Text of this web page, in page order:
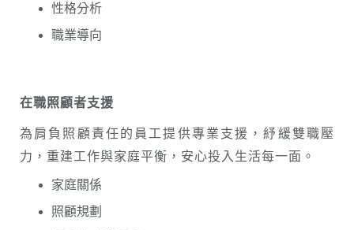
性格分析
職業導向
在職照顧者支援
為肩負照顧責任的員工提供專業支援，紓緩雙職壓
力，重建工作與家庭平衡，安心投入生活每一面。
家庭關係
照顧規劃